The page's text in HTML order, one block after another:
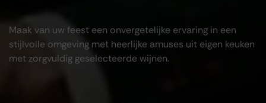
Maak van uw feest een onvergetelijke ervaring in een
stijlvolle omgeving met heerlijke amuses uit eigen keuken
met zorgvuldig geselecteerde wijnen.